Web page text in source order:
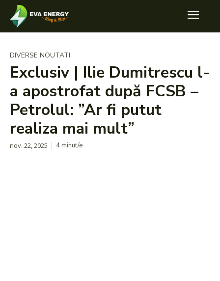
DIVERSE NOUTATI
Exclusiv | Ilie Dumitrescu l-
a apostrofat după FCSB –
Petrolul: ”Ar fi putut
realiza mai mult”
nov. 22, 2025 4minut/e